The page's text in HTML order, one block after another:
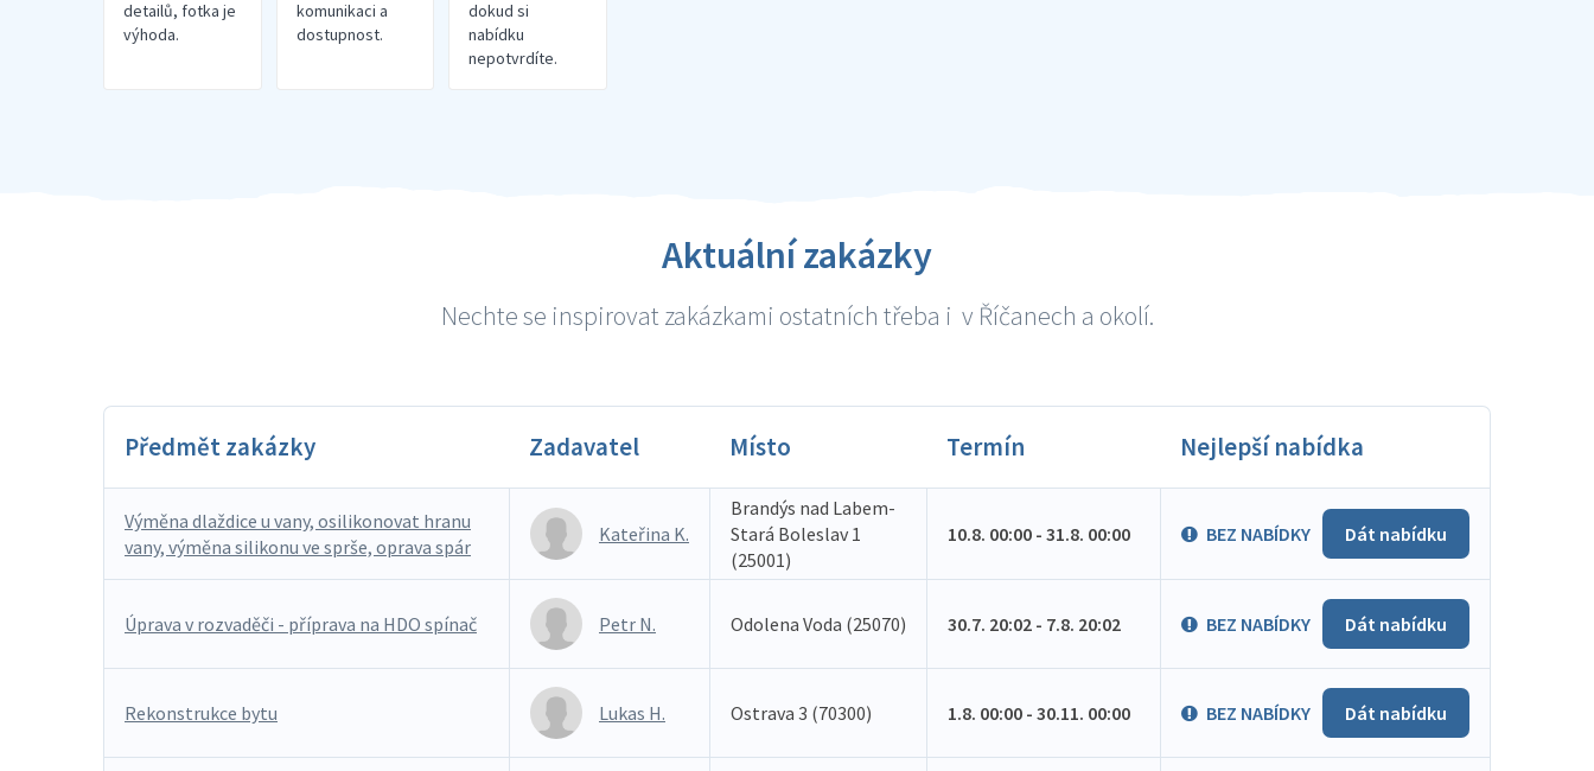
detailů, fotka je
výhoda.
komunikaci a
dostupnost.
dokud si
nabídku
nepotvrdíte.
Aktuální zakázky
Nechte se inspirovat zakázkami ostatních třeba i v Říčanech a okolí.
Předmět zakázky Zadavatel Místo Termín Nejlepší nabídka
Výměna dlaždice u vany, osilikonovat hranu
vany, výměna silikonu ve sprše, oprava spár
Kateřina K.
Brandýs nad Labem-
Stará Boleslav 1
(25001)
10.8. 00:00 - 31.8. 00:00 BEZ NABÍDKY Dát nabídku
Úprava v rozvaděči - příprava na HDO spínač Petr N. Odolena Voda (25070) 30.7. 20:02 - 7.8. 20:02 BEZ NABÍDKY Dát nabídku
Rekonstrukce bytu Lukas H. Ostrava 3 (70300) 1.8. 00:00 - 30.11. 00:00 BEZ NABÍDKY Dát nabídku